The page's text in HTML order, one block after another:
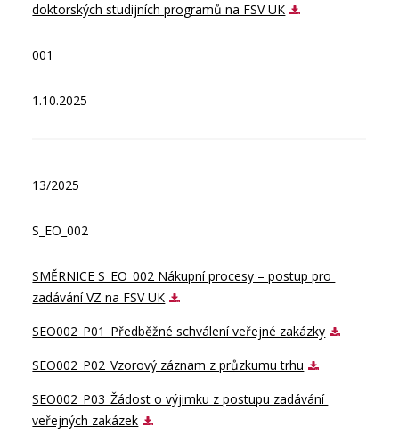
doktorských studijních programů na FSV UK
001
1.10.2025
13/2025
S_EO_002
SMĚRNICE S_EO_002 Nákupní procesy – postup pro
zadávání VZ na FSV UK
SEO002_P01_Předběžné schválení veřejné zakázky
SEO002_P02_Vzorový záznam z průzkumu trhu
SEO002_P03_Žádost o výjimku z postupu zadávání
veřejných zakázek